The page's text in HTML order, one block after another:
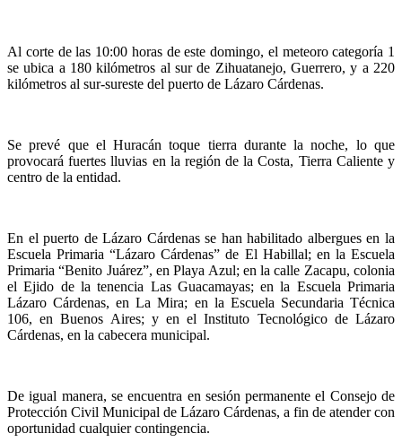
Al corte de las 10:00 horas de este domingo, el meteoro categoría 1
se ubica a 180 kilómetros al sur de Zihuatanejo, Guerrero, y a 220
kilómetros al sur-sureste del puerto de Lázaro Cárdenas.
Se prevé que el Huracán toque tierra durante la noche, lo que
provocará fuertes lluvias en la región de la Costa, Tierra Caliente y
centro de la entidad.
En el puerto de Lázaro Cárdenas se han habilitado albergues en la
Escuela Primaria “Lázaro Cárdenas” de El Habillal; en la Escuela
Primaria “Benito Juárez”, en Playa Azul; en la calle Zacapu, colonia
el Ejido de la tenencia Las Guacamayas; en la Escuela Primaria
Lázaro Cárdenas, en La Mira; en la Escuela Secundaria Técnica
106, en Buenos Aires; y en el Instituto Tecnológico de Lázaro
Cárdenas, en la cabecera municipal.
De igual manera, se encuentra en sesión permanente el Consejo de
Protección Civil Municipal de Lázaro Cárdenas, a fin de atender con
oportunidad cualquier contingencia.